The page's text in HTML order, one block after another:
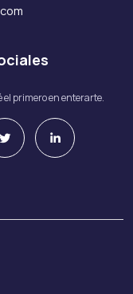
el primero en enterarte.